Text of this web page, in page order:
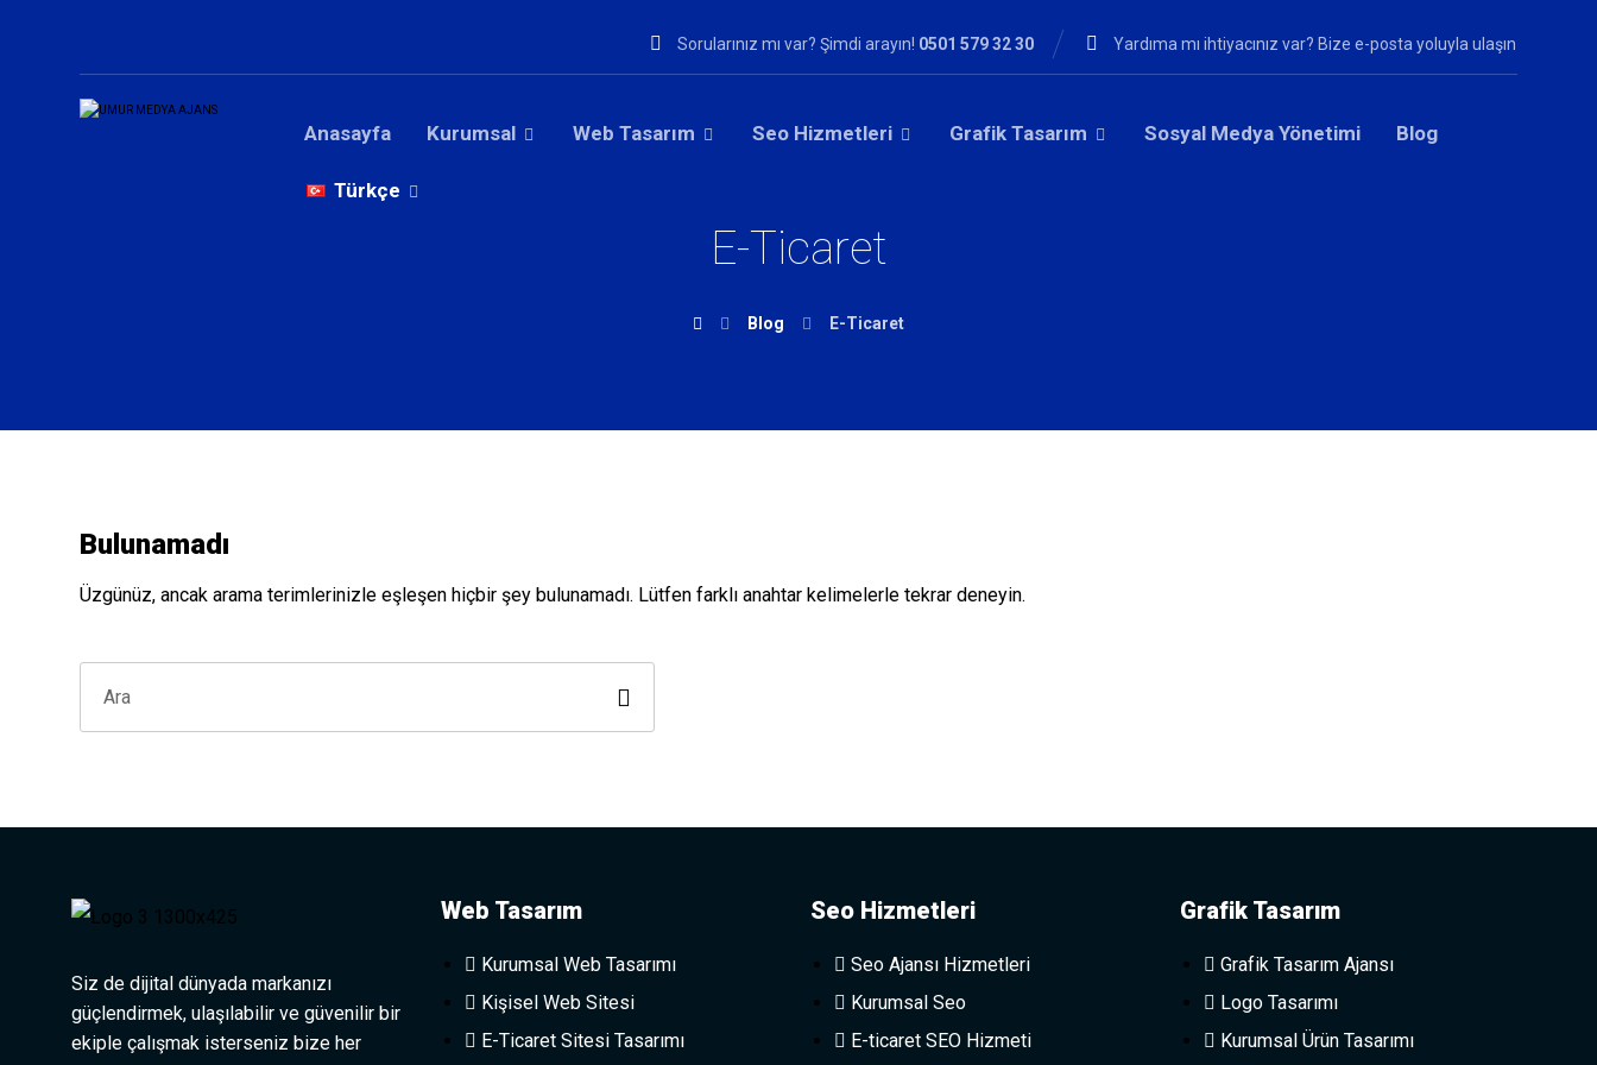
Yardıma mı ihtiyacınız var? Bize e-posta yoluyla ulaşın
Sorularınız mı var? Şimdi arayın! 0501 579 32 30
Anasayfa Kurumsal Web Tasarım Seo Hizmetleri Grafik Tasarım Sosyal Medya Yönetimi Blog
Türkçe
E-Ticaret
Blog E-Ticaret
Bulunamadı
Üzgünüz, ancak arama terimlerinizle eşleşen hiçbir şey bulunamadı. Lütfen farklı anahtar kelimelerle tekrar deneyin.
Siz de dijital dünyada markanızı
güçlendirmek, ulaşılabilir ve güvenilir bir
ekiple çalışmak isterseniz bize her
Web Tasarım
Kurumsal Web Tasarımı
Kişisel Web Sitesi
E-Ticaret Sitesi Tasarımı
Seo Hizmetleri
Seo Ajansı Hizmetleri
Kurumsal Seo
E-ticaret SEO Hizmeti
Grafik Tasarım
Grafik Tasarım Ajansı
Logo Tasarımı
Kurumsal Ürün Tasarımı